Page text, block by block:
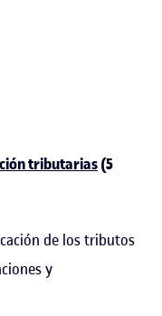
tributarias(5
de los tributos
y